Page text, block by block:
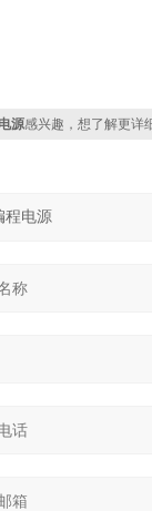
源感兴趣，想了解更详